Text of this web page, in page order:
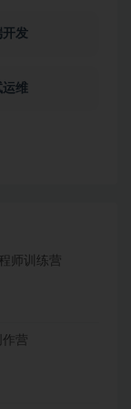
开发
运维
师训练营
营